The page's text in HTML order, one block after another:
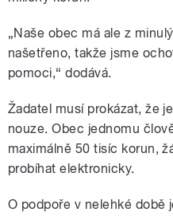
„Naše obec má ale z
našetřeno, takže jsme
pomoci,“ dodává.
Žadatel musí prokázat, že
nouze. Obec jednomu
maximálně 50 tisíc korun,
probíhat elektronicky.
O podpoře v nelehké době